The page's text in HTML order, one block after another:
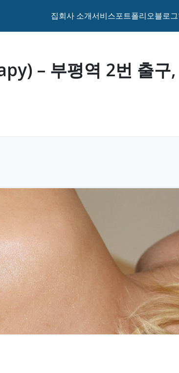
집회사 소개서비스포트폴리오블로그
– 부평역 2번 출구